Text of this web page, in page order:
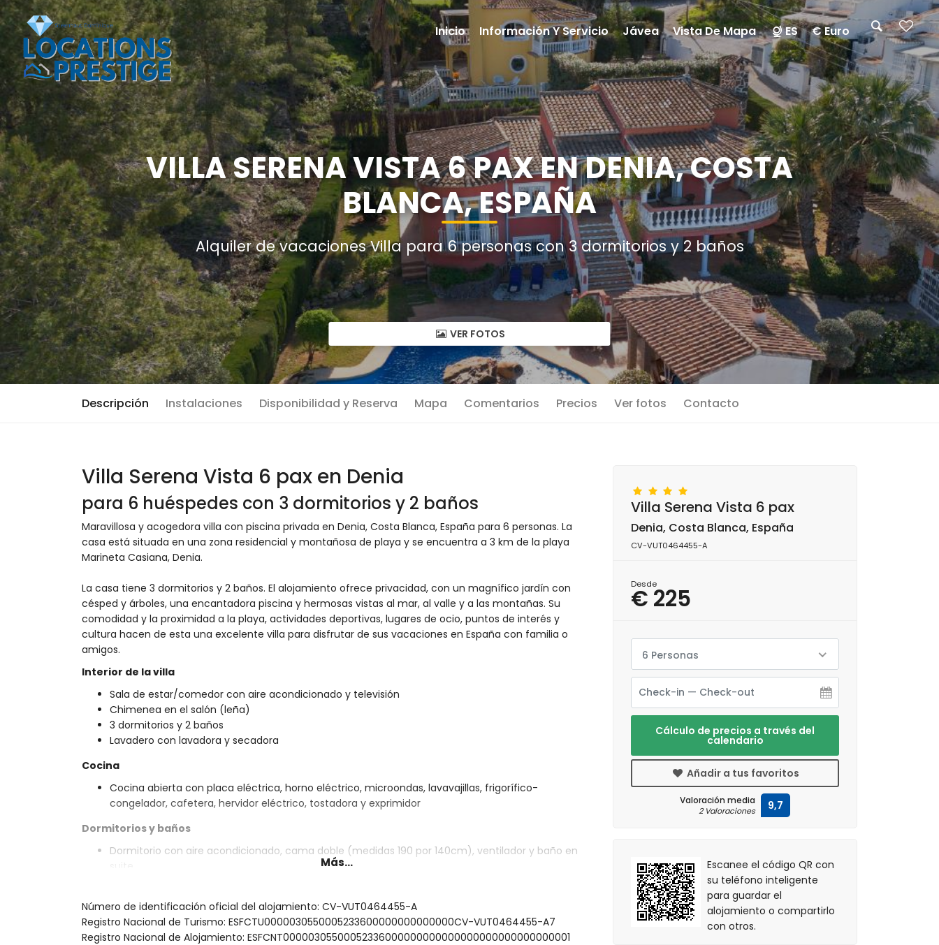
VILLA SERENA VISTA 6 PAX EN DENIA, COSTA
BLANCA, ESPAÑA
Alquiler de vacaciones Villa para 6 personas con 3 dormitorios y 2 baños
VER FOTOS
Descripción Instalaciones Disponibilidad y Reserva Mapa Comentarios Precios Ver fotos Contacto
Villa Serena Vista 6 pax en Denia
para 6 huéspedes con 3 dormitorios y 2 baños
Maravillosa y acogedora villa con piscina privada en Denia, Costa Blanca, España para 6 personas. La
casa está situada en una zona residencial y montañosa de playa y se encuentra a 3 km de la playa
Marineta Casiana, Denia.
La casa tiene 3 dormitorios y 2 baños. El alojamiento ofrece privacidad, con un magnífico jardín con
césped y árboles, una encantadora piscina y hermosas vistas al mar, al valle y a las montañas. Su
comodidad y la proximidad a la playa, actividades deportivas, lugares de ocio, puntos de interés y
cultura hacen de esta una excelente villa para disfrutar de sus vacaciones en España con familia o
amigos.
Interior de la villa
Sala de estar/comedor con aire acondicionado y televisión
Chimenea en el salón (leña)
3 dormitorios y 2 baños
Lavadero con lavadora y secadora
Cocina
Cocina abierta con placa eléctrica, horno eléctrico, microondas, lavavajillas, frigorífico-
congelador, cafetera, hervidor eléctrico, tostadora y exprimidor
Dormitorios y baños
Dormitorio con aire acondicionado, cama doble (medidas 190 por 140cm), ventilador y baño en
Baño en suite con lavabo individual, combinación bañera/ducha, bidé y WC
Baño con lavabo individual, ducha y WC
Más...
Número de identificación oficial del alojamiento: CV-VUT0464455-A
Registro Nacional de Turismo: ESFCTU0000030550005233600000000000000CV-VUT0464455-A7
Registro Nacional de Alojamiento: ESFCNT00000305500052336000000000000000000000000000001
Villa Serena Vista 6 pax
Denia, Costa Blanca, España
CV-VUT0464455-A
Desde
€ 225
6 Personas
Cálculo de precios a través del
calendario
Añadir a tus favoritos
Valoración media
2 Valoraciones 9,7
Escanee el código QR con
su teléfono inteligente
para guardar el
alojamiento o compartirlo
con otros.
Inicio Información Y Servicio Jávea Vista De Mapa ES € Euro